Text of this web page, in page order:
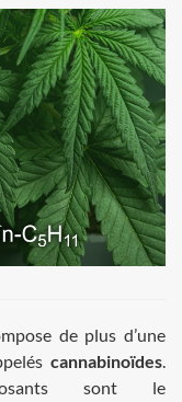
de plus d’une
cannabinoïdes.
sont le